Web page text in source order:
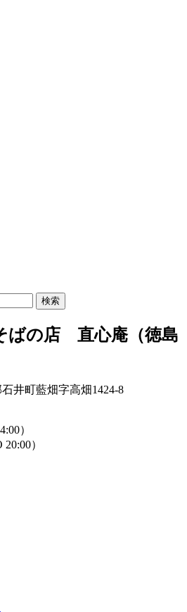
井町藍畑字高畑1424-8
）
）